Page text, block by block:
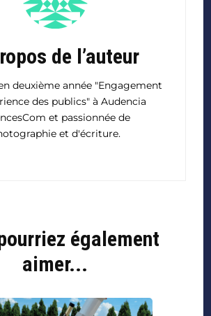
de l’auteur
deuxième année "Engagement
des publics" à Audencia
et passionnée de
et d'écriture.
également
aimer...